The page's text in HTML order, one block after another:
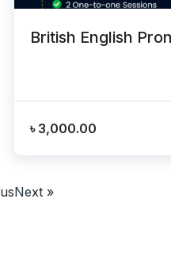
British English
৳ 3,000.00
Next »